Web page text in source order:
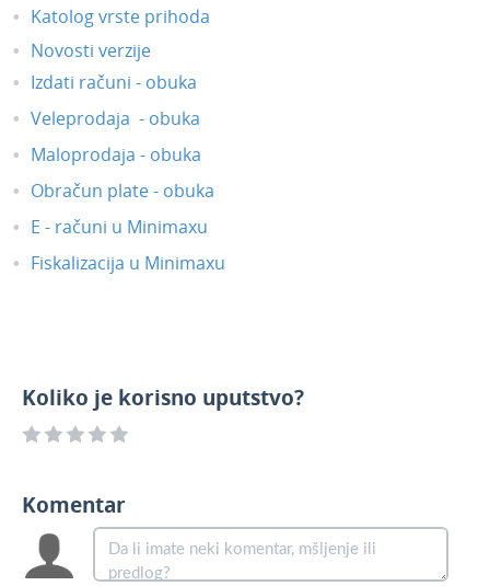
Katolog vrste prihoda
Novosti verzije
Izdati računi - obuka
Veleprodaja - obuka
Maloprodaja - obuka
Obračun plate - obuka
E - računi u Minimaxu
Fiskalizacija u Minimaxu
Koliko je korisno uputstvo?
Komentar